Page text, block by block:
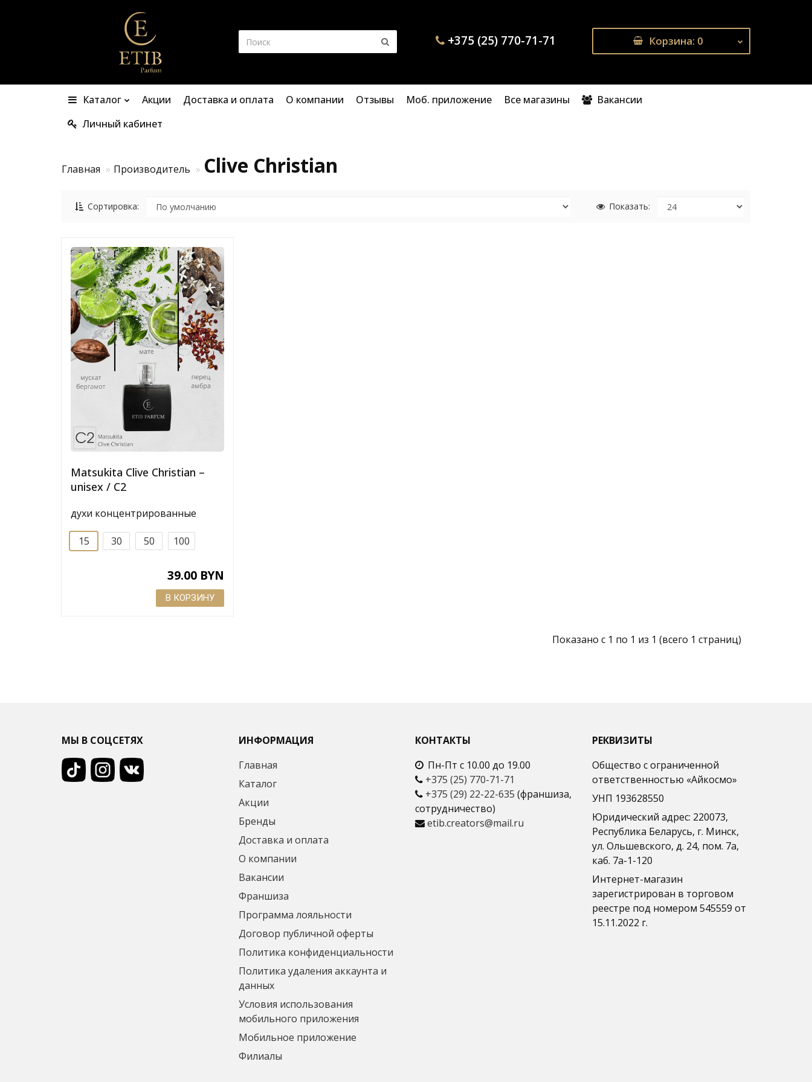
+375 (25) 770-71-71 Корзина: 0
Каталог Акции Доставка и оплата О компании Отзывы Моб. приложение Все магазины
Вакансии
Личный кабинет
Главная Производитель Clive Christian
Сортировка: Показать:
Matsukita Clive Christian –
unisex / C2
духи концентрированные
15 30 50 100
39.00 BYN
В КОРЗИНУ
Показано с 1 по 1 из 1 (всего 1 страниц)
МЫ В СОЦСЕТЯХ
ИНФОРМАЦИЯ
Главная
Каталог
Акции
Бренды
Доставка и оплата
О компании
Вакансии
Франшиза
Программа лояльности
Договор публичной оферты
Политика конфиденциальности
Политика удаления аккаунта и
данных
Условия использования
мобильного приложения
Мобильное приложение
Филиалы
КОНТАКТЫ
Пн-Пт с 10.00 до 19.00
+375 (25) 770-71-71
+375 (29) 22-22-635 (франшиза,
сотрудничество)
etib.creators@mail.ru
РЕКВИЗИТЫ
Общество с ограниченной
ответственностью «Айкосмо»
УНП 193628550
Юридический адрес: 220073,
Республика Беларусь, г. Минск,
ул. Ольшевского, д. 24, пом. 7а,
каб. 7а-1-120
Интернет-магазин
зарегистрирован в торговом
реестре под номером 545559 от
15.11.2022 г.